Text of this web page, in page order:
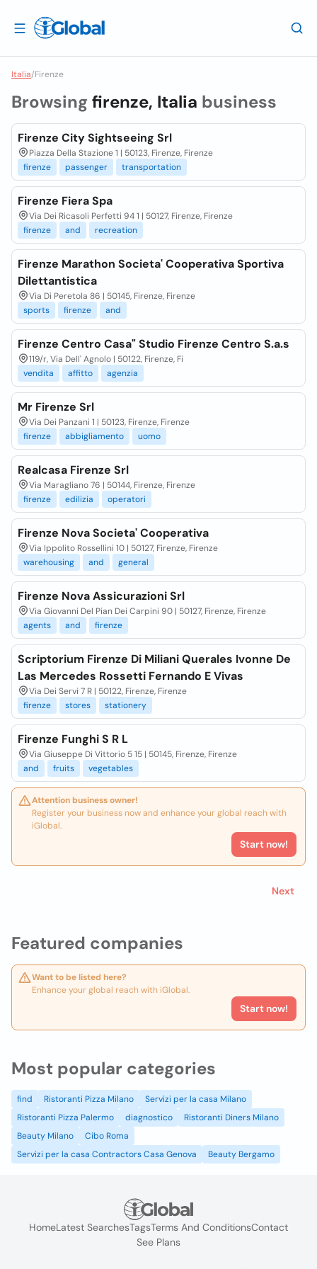
Italia/Firenze
Featured companies
Want to be listed here?
Enhance your global reach with iGlobal.
Start now!
Browsingfirenze, Italia business
Firenze City Sightseeing Srl
Piazza Della Stazione 1 | 50123, Firenze, Firenze
firenze
passenger transportation
Firenze Fiera Spa
Via Dei Ricasoli Perfetti 94 1 | 50127, Firenze, Firenze
firenze
and recreation
Firenze Marathon Societa' Cooperativa Sportiva
Dilettantistica
Via Di Peretola 86 | 50145, Firenze, Firenze
sports
firenze and
Firenze Centro Casa" Studio Firenze Centro S.a.s
119/r, Via Dell' Agnolo | 50122, Firenze, Fi
vendita
affitto agenzia
Mr Firenze Srl
Via Dei Panzani 1 | 50123, Firenze, Firenze
firenze
abbigliamento uomo
Realcasa Firenze Srl
Via Maragliano 76 | 50144, Firenze, Firenze
firenze
edilizia operatori
Firenze Nova Societa' Cooperativa
Via Ippolito Rossellini 10 | 50127, Firenze, Firenze
warehousing
and general
Firenze Nova Assicurazioni Srl
Via Giovanni Del Pian Dei Carpini 90 | 50127, Firenze, Firenze
agents
and firenze
Scriptorium Firenze Di Miliani Querales Ivonne De
Las Mercedes Rossetti Fernando E Vivas
Via Dei Servi 7 R | 50122, Firenze, Firenze
firenze
stores stationery
Firenze Funghi S R L
Via Giuseppe Di Vittorio 5 15 | 50145, Firenze, Firenze
and
fruits vegetables
Attention business owner!
Register your business now and enhance your global reach with
iGlobal.
Start now!
Next
Most popular categories
find Ristoranti Pizza Milano
Servizi per la casa Milano
Ristoranti Pizza Palermo
diagnostico
Ristoranti Diners Milano
Beauty Milano
Cibo Roma
Servizi per la casa Contractors Casa Genova
Beauty Bergamo
HomeLatest SearchesTagsTerms And ConditionsContact
See Plans